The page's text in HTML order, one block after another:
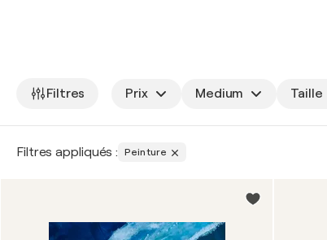
Filtres Prix Medium Taille
Filtres appliqués : Peinture